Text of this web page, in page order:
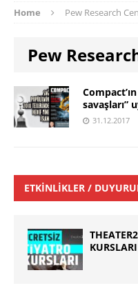
Home Pew Research
Pew
savaşları”
31.12.2017
ETKINLIKLER /